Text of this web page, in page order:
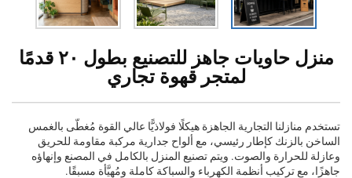
منزل حاويات جاهز للتصنيع بطول ٢٠ قدمًا
لمتجر قهوة تجاري
تستخدم منازلنا التجارية الجاهزة هيكلًا فولاذيًّا عالي القوة مُغطّى بالغمس
الساخن بالزنك كإطار رئيسي، مع ألواح جدارية مركبة مقاومة للحريق
وعازلة للحرارة والصوت. ويتم تصنيع المنزل بالكامل في المصنع وإنهاؤه
جاهزًا، مع تركيب أنظمة الكهرباء والسباكة كاملة ومُهيَّأة مسبقًا.